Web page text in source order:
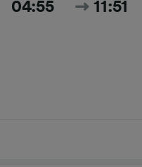
04:55 11:51